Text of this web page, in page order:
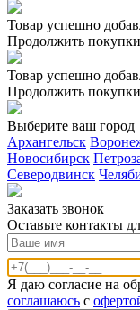
Товар успешно
Продолжить покупки
Товар успешно
Продолжить покупки
Выберите ваш город
Архангельск
Новосибирск
Северодвинск
Заказать звонoк
Оставьте контакты
Я даю согласие на
соглашаюсь с